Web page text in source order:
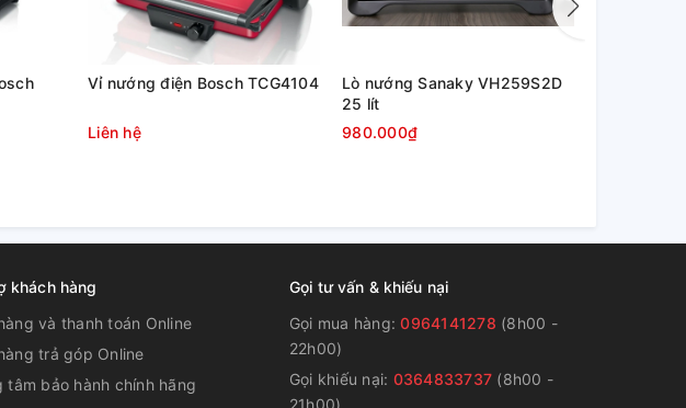
Vỉ nướng điện Bosch TCG4104
Liên hệ
Lò nướng Sanaky VH259S2D
25 lít
980.000₫
khách hàng
và thanh toán Online
trả góp Online
tâm bảo hành chính hãng
Gọi tư vấn & khiếu nại
Gọi mua hàng:0964141278 (8h00 -
22h00)
Gọi khiếu nại: 0364833737 (8h00 -